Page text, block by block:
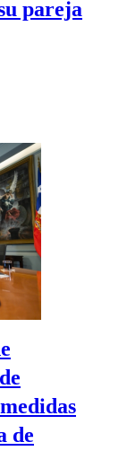
pareja
de